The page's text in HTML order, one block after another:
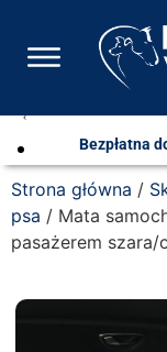
Bezpłatna
Strona główna /
psa / Mata
pasażerem szara/